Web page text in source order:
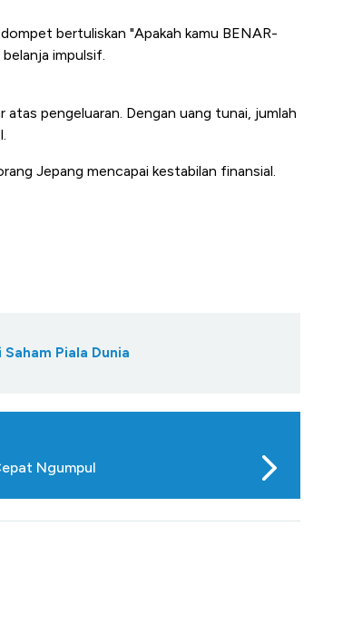
bertuliskan "Apakah kamu BENAR-
impulsif.
pengeluaran. Dengan uang tunai, jumlah
Jepang mencapai kestabilan finansial.
Piala Dunia
Ngumpul